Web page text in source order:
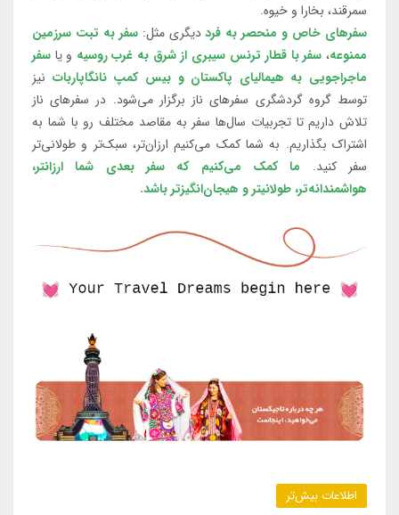
سمرقند، بخارا و خیوه.
سفرهای خاص و منحصر به فرددیگری مثل:سفر به تبت سرزمین
ممنوعه، سفر با قطار ترنس سیبری از شرق به غرب روسیه و یا سفر
ماجراجویی به هیمالیای پاکستان و بیس کمپ نانگاپاربات نیز
توسط گروه گردشگری سفرهای ناز برگزار می‌شود. در سفرهای ناز
تلاش داریم تا تجربیات سال‌ها سفر به مقاصد مختلف رو با شما به
اشتراک بگذاریم. به شما کمک می‌کنیم ارزان‌تر، سبک‌تر و طولانی‌تر
سفر کنید. ما کمک می‌کنیم که سفر بعدی شما ارزانتر،
هواشمندانه‌تر، طولانی‎تر و هیجان‌انگیزتر باشد.
اطلاعات بیش‌تر